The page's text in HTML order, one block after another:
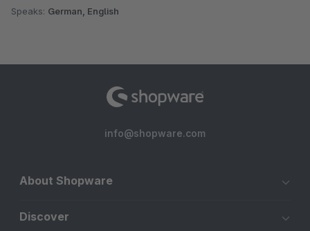
Speaks: German, English
info@shopware.com
About Shopware
Discover